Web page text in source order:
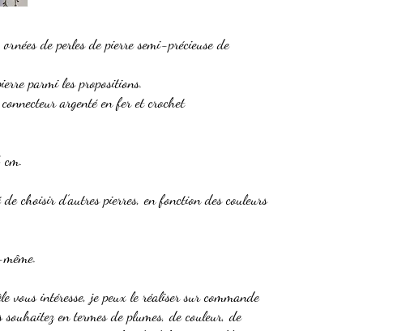
de perles de pierre semi-précieuse de
parmi les propositions.
argenté en fer et crochet
choisir d’autres pierres, en fonction des couleurs
vous intéresse, je peux le réaliser sur commande
souhaitez en termes de plumes, de couleur, de